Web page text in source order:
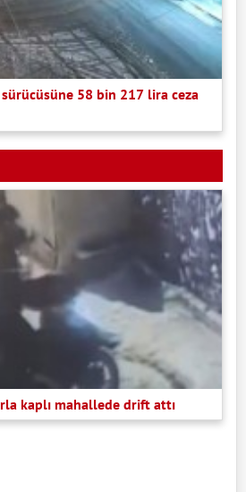
58 bin 217 lira ceza
kaplı mahallede drift attı